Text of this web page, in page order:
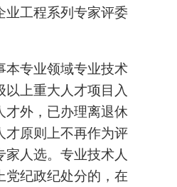
业工程系列专家评委
本专业领域专业技术
以上重大人才项目入
才外，已办理离退休
才原则上不再作为评
家人选。专业技术人
党纪政纪处分的，在